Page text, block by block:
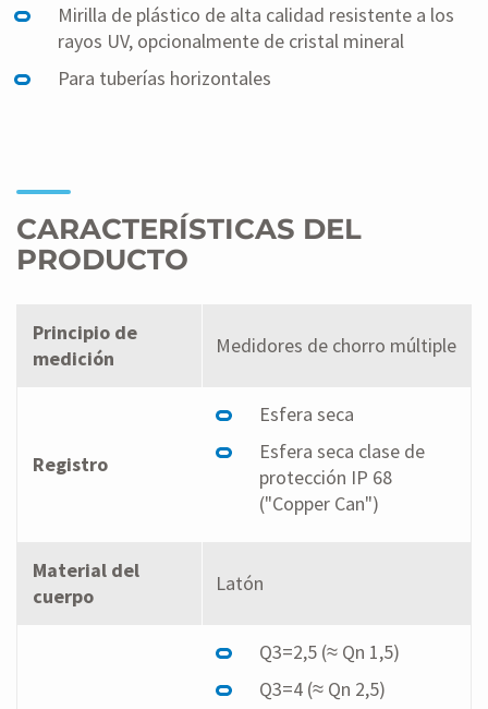
Mirilla de plástico de alta calidad resistente a los
rayos UV, opcionalmente de cristal mineral
Para tuberías horizontales
CARACTERÍSTICAS DEL
PRODUCTO
Principio de
medición
Medidores de chorro múltiple
Registro
Esfera seca
Esfera seca clase de
protección IP 68
("Copper Can")
Material del
cuerpo
Latón
Q3=2,5 (≈ Qn 1,5)
Q3=4 (≈ Qn 2,5)